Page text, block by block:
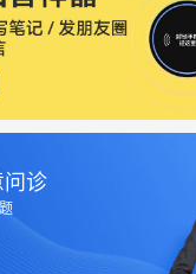
诊
策划案例推荐大家看一下